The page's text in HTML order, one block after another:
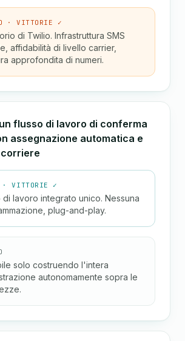
· VITTORIE ✓
di Twilio. Infrastruttura SMS
affidabilità di livello carrier,
approfondita di numeri.
flusso di lavoro di conferma
assegnazione automatica e
· VITTORIE ✓
di lavoro integrato unico. Nessuna
plug-and-play.
solo costruendo l'intera
autonomamente sopra le